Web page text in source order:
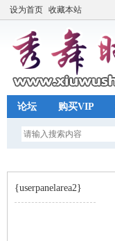
设为首页 收藏本站
论坛 购买VIP
{userpanelarea2}